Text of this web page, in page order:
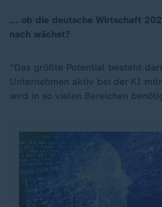
... ob die deutsche Wirtschaft
nach wächst?
"Das größte Potential besteht
Unternehmen aktiv bei der KI
wird in so vielen Bereichen